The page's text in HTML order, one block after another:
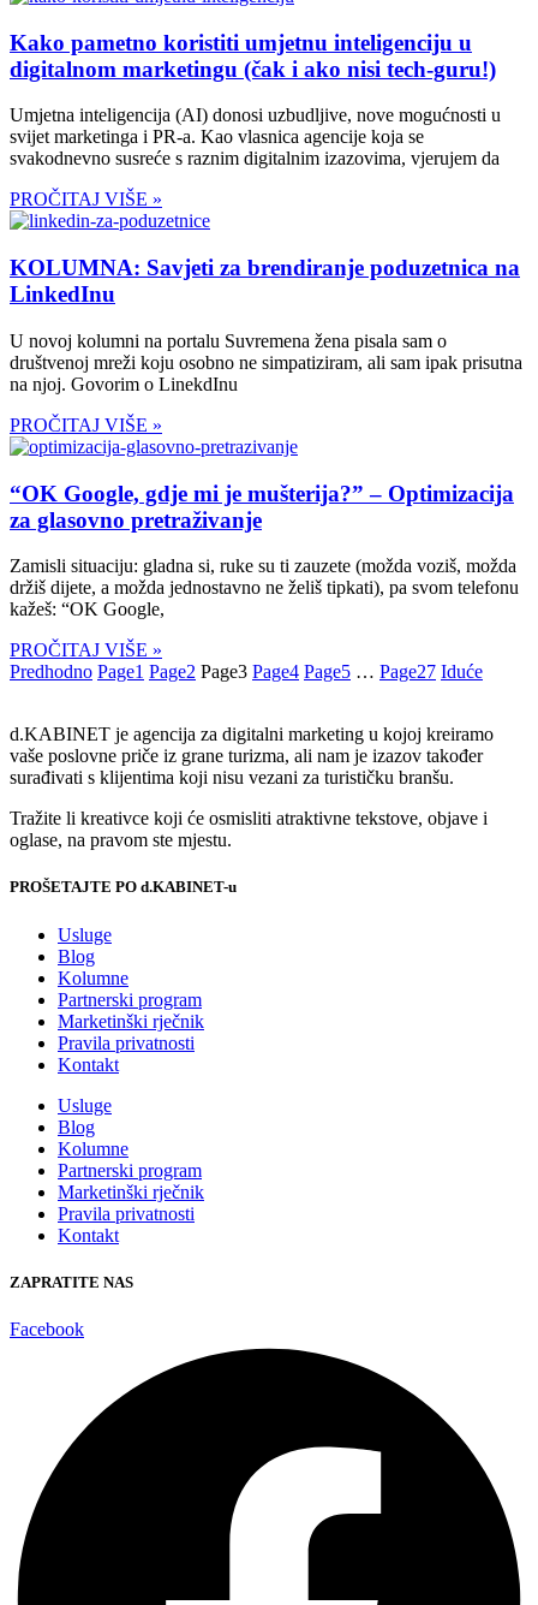
Kako pametno koristiti umjetnu inteligenciju u
digitalnom marketingu (čak i ako nisi tech-guru!)
Umjetna inteligencija (AI) donosi uzbudljive, nove mogućnosti u
svijet marketinga i PR-a. Kao vlasnica agencije koja se
svakodnevno susreće s raznim digitalnim izazovima, vjerujem da
PROČITAJ VIŠE »
KOLUMNA: Savjeti za brendiranje poduzetnica na
LinkedInu
U novoj kolumni na portalu Suvremena žena pisala sam o
društvenoj mreži koju osobno ne simpatiziram, ali sam ipak prisutna
na njoj. Govorim o LinekdInu
PROČITAJ VIŠE »
“OK Google, gdje mi je mušterija?” – Optimizacija
za glasovno pretraživanje
Zamisli situaciju: gladna si, ruke su ti zauzete (možda voziš, možda
držiš dijete, a možda jednostavno ne želiš tipkati), pa svom telefonu
kažeš: “OK Google,
PROČITAJ VIŠE »
Predhodno Page1 Page2 Page3 Page4 Page5 … Page27 Iduće
d.KABINET je agencija za digitalni marketing u kojoj kreiramo
vaše poslovne priče iz grane turizma, ali nam je izazov također
surađivati s klijentima koji nisu vezani za turističku branšu.
Tražite li kreativce koji će osmisliti atraktivne tekstove, objave i
oglase, na pravom ste mjestu.
PROŠETAJTE PO d.KABINET-u
Usluge
Blog
Kolumne
Partnerski program
Marketinški rječnik
Pravila privatnosti
Kontakt
Usluge
Blog
Kolumne
Partnerski program
Marketinški rječnik
Pravila privatnosti
Kontakt
ZAPRATITE NAS
Facebook